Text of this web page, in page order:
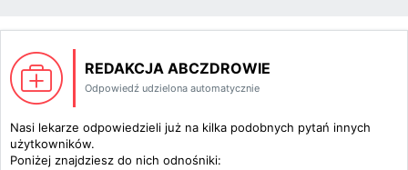
REDAKCJA ABCZDROWIE
Odpowiedź udzielona automatycznie
Nasi lekarze odpowiedzieli już na kilka podobnych pytań innych
użytkowników.
Poniżej znajdziesz do nich odnośniki: